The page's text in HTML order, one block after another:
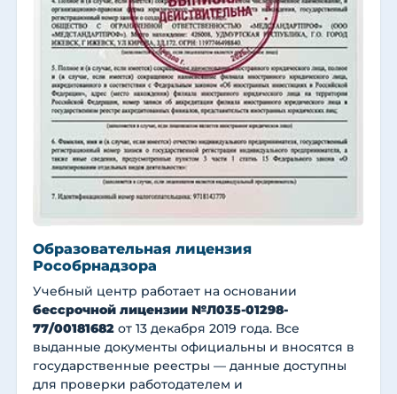
Образовательная лицензия
Рособрнадзора
Учебный центр работает на основании
бессрочной лицензии №Л035-01298-
77/00181682 от 13 декабря 2019 года. Все
выданные документы официальны и вносятся в
государственные реестры — данные доступны
для проверки работодателем и